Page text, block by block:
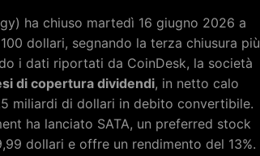
ha chiuso martedì 16 giugno 2026 a
dollari, segnando la terza chiusura più
i dati riportati da CoinDesk, la società
di copertura dividendi, in netto calo
miliardi di dollari in debito convertibile.
ha lanciato SATA, un preferred stock
dollari e offre un rendimento del 13%.